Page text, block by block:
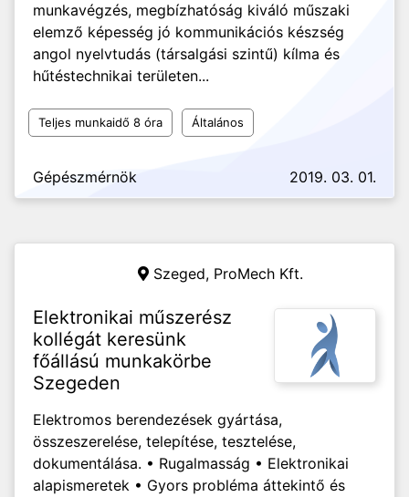
munkavégzés, megbízhatóság kiváló műszaki
elemző képesség jó kommunikációs készség
angol nyelvtudás (társalgási szintű) kílma és
hűtéstechnikai területen...
Teljes munkaidő 8 óra Általános
Gépészmérnök 2019. 03. 01.
Szeged, ProMech Kft.
Elektronikai műszerész
kollégát keresünk
főállású munkakörbe
Szegeden
Elektromos berendezések gyártása,
összeszerelése, telepítése, tesztelése,
dokumentálása. • Rugalmasság • Elektronikai
alapismeretek • Gyors probléma áttekintő és